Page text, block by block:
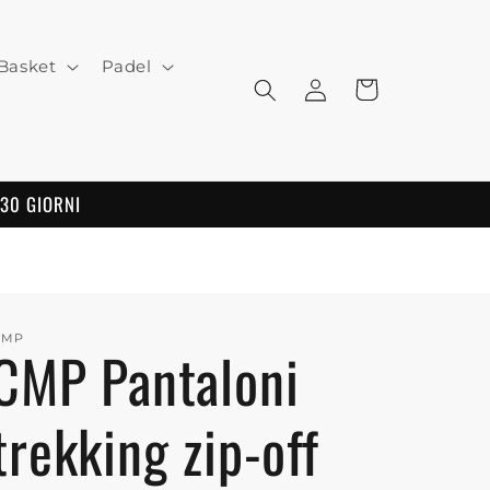
Padel
Log
in
Cart
GIORNI
Pantaloni
zip-off